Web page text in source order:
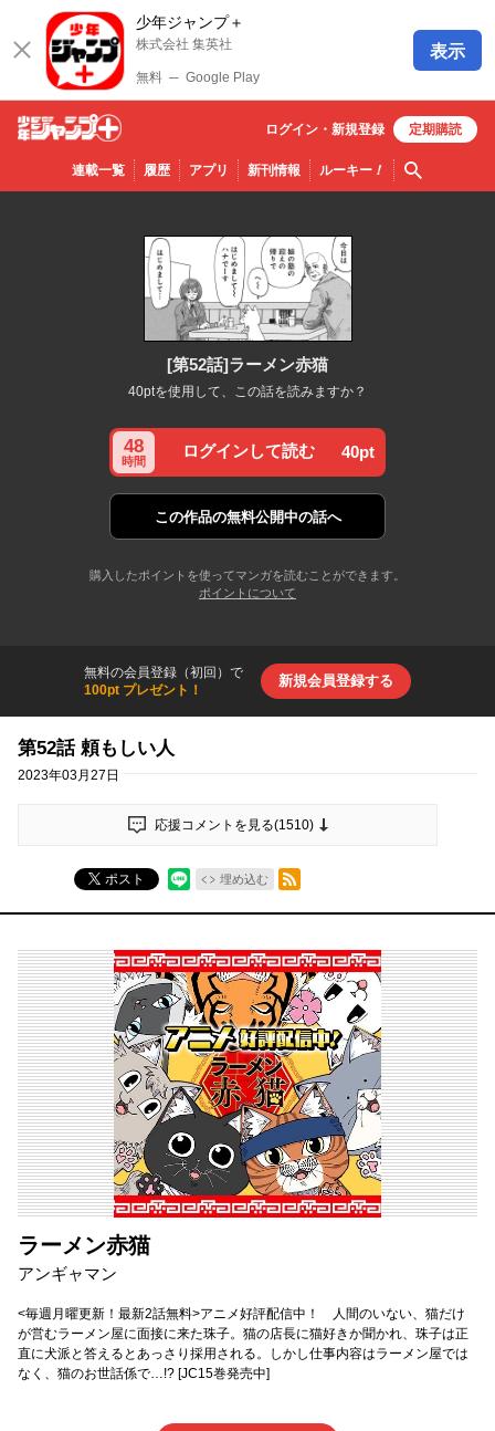
少年ジャンプ＋
株式会社 集英社
無料 ─ Google Play
表示
少年ジ
ャンプ
連載一覧 履歴 アプリ 新刊情報 ルーキー！ 検索
ログイン・ 新規登録 定期購読
[第52話]ラーメン赤猫
40ptを使用して、この話を読みますか？
48
時間
ログインして読む 40pt
この作品の無料公開中の話へ
購入したポイントを使ってマンガを読むことができます。
ポイントについて
無料の会員登録（初回）で
100pt プレゼント！
新規会員登録する
第52話 頼もしい人
2023年03月27日
応援コメントを見る(1510)
ポスト 埋め込む
RSSフィード
ラーメン赤猫
アンギャマン
<毎週月曜更新！最新2話無料>アニメ好評配信中！ 人間のいない、猫だけ
が営むラーメン屋に面接に来た珠子。猫の店長に猫好きか聞かれ、珠子は正
直に犬派と答えるとあっさり採用される。しかし仕事内容はラーメン屋では
なく、猫のお世話係で…!? [JC15巻発売中]